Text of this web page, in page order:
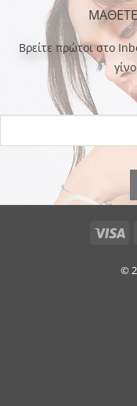
Bρείτε πρώτοι στο
©